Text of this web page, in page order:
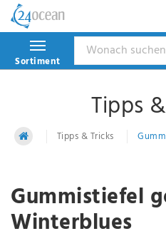
Sortiment
Tipps
Tipps & Tricks
Gummistiefel
Winterblues